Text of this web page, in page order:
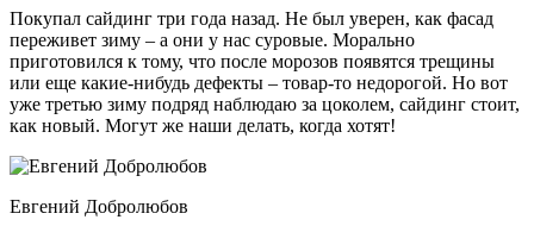
Покупал сайдинг три года назад. Не был уверен, как фасад
переживет зиму – а они у нас суровые. Морально
приготовился к тому, что после морозов появятся трещины
или еще какие-нибудь дефекты – товар-то недорогой. Но вот
уже третью зиму подряд наблюдаю за цоколем, сайдинг стоит,
как новый. Могут же наши делать, когда хотят!
Евгений Добролюбов